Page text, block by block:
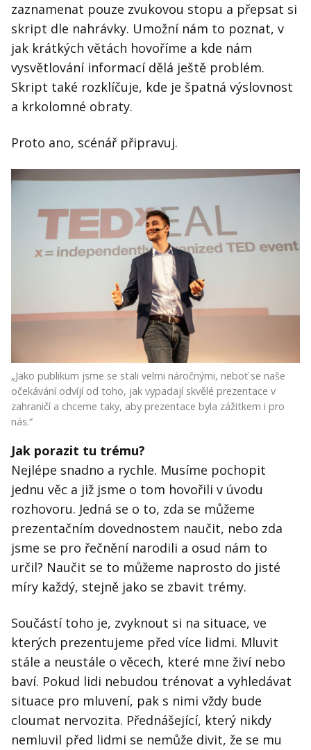
zaznamenat pouze zvukovou stopu a přepsat si
skript dle nahrávky. Umožní nám to poznat, v
jak krátkých větách hovoříme a kde nám
vysvětlování informací dělá ještě problém.
Skript také rozklíčuje, kde je špatná výslovnost
a krkolomné obraty.
Proto ano, scénář připravuj.
„Jako publikum jsme se stali velmi náročnými, neboť se naše
očekávání odvíjí od toho, jak vypadají skvělé prezentace v
zahraničí a chceme taky, aby prezentace byla zážitkem i pro
nás.“
Jak porazit tu trému?
Nejlépe snadno a rychle. Musíme pochopit
jednu věc a již jsme o tom hovořili v úvodu
rozhovoru. Jedná se o to, zda se můžeme
prezentačním dovednostem naučit, nebo zda
jsme se pro řečnění narodili a osud nám to
určil? Naučit se to můžeme naprosto do jisté
míry každý, stejně jako se zbavit trémy.
Součástí toho je, zvyknout si na situace, ve
kterých prezentujeme před více lidmi. Mluvit
stále a neustále o věcech, které mne živí nebo
baví. Pokud lidi nebudou trénovat a vyhledávat
situace pro mluvení, pak s nimi vždy bude
cloumat nervozita. Přednášející, který nikdy
nemluvil před lidmi se nemůže divit, že se mu